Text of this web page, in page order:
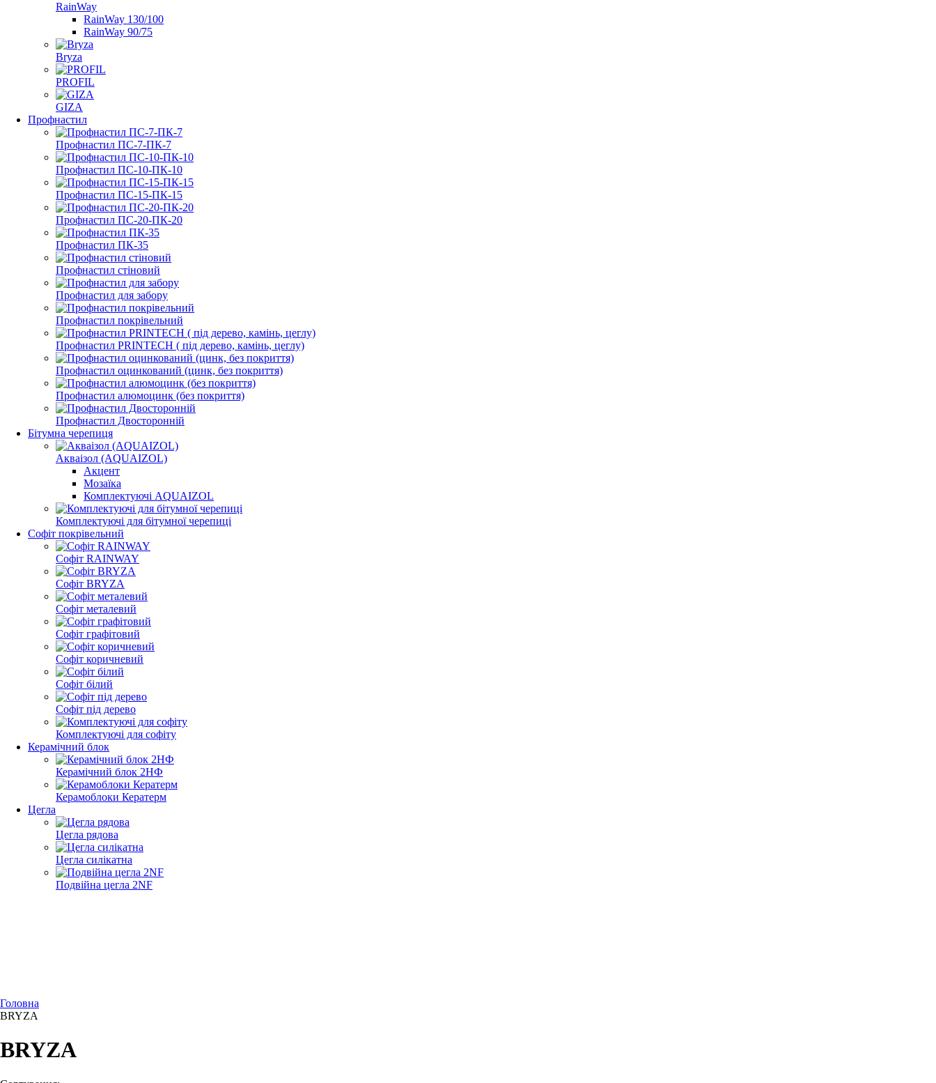
RainWay
RainWay 130/100
RainWay 90/75
Bryza
PROFIL
GIZA
Профнастил
Профнастил ПС-7-ПК-7
Профнастил ПС-10-ПК-10
Профнастил ПС-15-ПК-15
Профнастил ПС-20-ПК-20
Профнастил ПК-35
Профнастил стіновий
Профнастил для забору
Профнастил покрівельний
Профнастил PRINTECH ( під дерево, камінь, цеглу)
Профнастил оцинкований (цинк, без покриття)
Профнастил алюмоцинк (без покриття)
Профнастил Двосторонній
Бітумна черепиця
Акваізол (AQUAIZOL)
Акцент
Мозаїка
Комплектуючі AQUAIZOL
Комплектуючі для бітумної черепиці
Софіт покрівельний
Софіт RAINWAY
Софіт BRYZA
Софіт металевий
Софіт графітовий
Софіт коричневий
Софіт білий
Софіт під дерево
Комплектуючі для софіту
Керамічний блок
Керамічний блок 2НФ
Керамоблоки Кератерм
Цегла
Цегла рядова
Цегла силікатна
Подвійна цегла 2NF
Головна
BRYZA
BRYZA